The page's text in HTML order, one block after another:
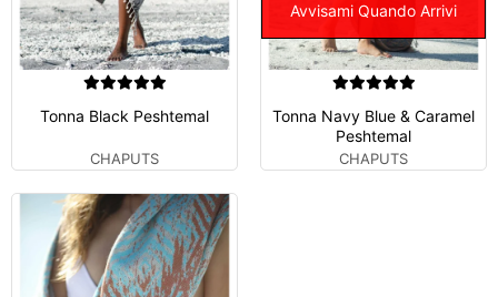
Tonna Black Peshtemal
CHAPUTS
Avvisami Quando Arrivi
Tonna Navy Blue & Caramel
Peshtemal
CHAPUTS